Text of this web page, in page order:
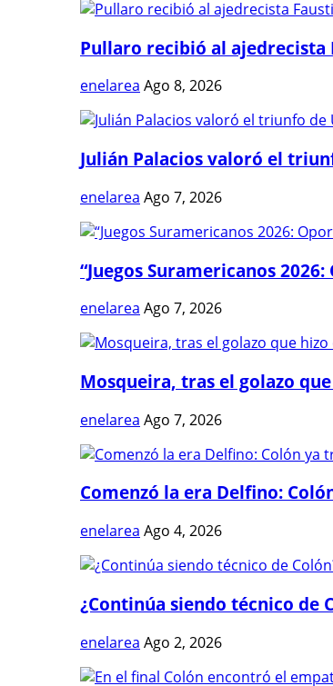
Pullaro recibió al ajedrecista
enelarea Ago 8, 2026
Julián Palacios valoró el
enelarea Ago 7, 2026
“Juegos Suramericanos
enelarea Ago 7, 2026
Mosqueira, tras el golazo
enelarea Ago 7, 2026
Comenzó la era Delfino:
enelarea Ago 4, 2026
¿Continúa siendo técnico de
enelarea Ago 2, 2026